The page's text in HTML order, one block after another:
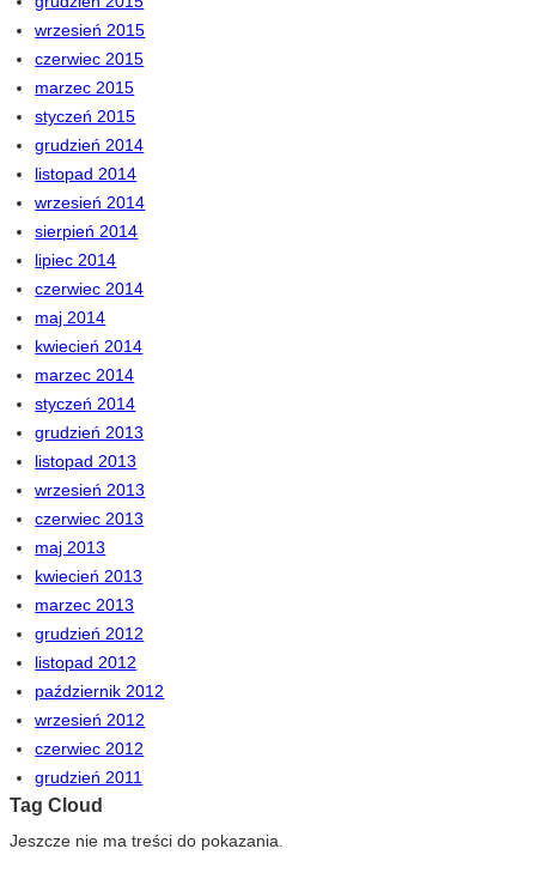
wrzesień 2015
czerwiec 2015
marzec 2015
styczeń 2015
grudzień 2014
listopad 2014
wrzesień 2014
sierpień 2014
lipiec 2014
czerwiec 2014
maj 2014
kwiecień 2014
marzec 2014
styczeń 2014
grudzień 2013
listopad 2013
wrzesień 2013
czerwiec 2013
maj 2013
kwiecień 2013
marzec 2013
grudzień 2012
listopad 2012
październik 2012
wrzesień 2012
czerwiec 2012
grudzień 2011
Tag Cloud
Jeszcze nie ma treści do pokazania.